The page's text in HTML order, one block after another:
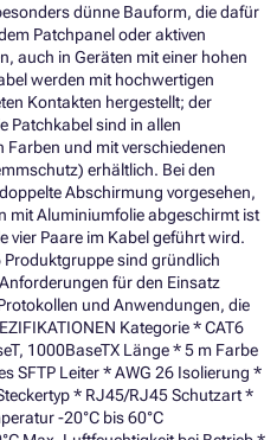
dünne Bauform, die dafür
Patchpanel oder aktiven
auch in Geräten mit einer hohen
werden mit hochwertigen
Kontakten hergestellt; der
Patchkabel sind in allen
und mit verschiedenen
erhältlich. Bei den
Abschirmung vorgesehen,
mit Aluminiumfolie abgeschirmt ist
vier Paare im Kabel geführt wird.
Produktgruppe sind gründlich
für den Einsatz
und Anwendungen, die
Kategorie * CAT6
1000BaseTX Länge * 5 m Farbe
SFTP Leiter * AWG 26 Isolierung *
* RJ45/RJ45 Schutzart *
-20°C bis 60°C